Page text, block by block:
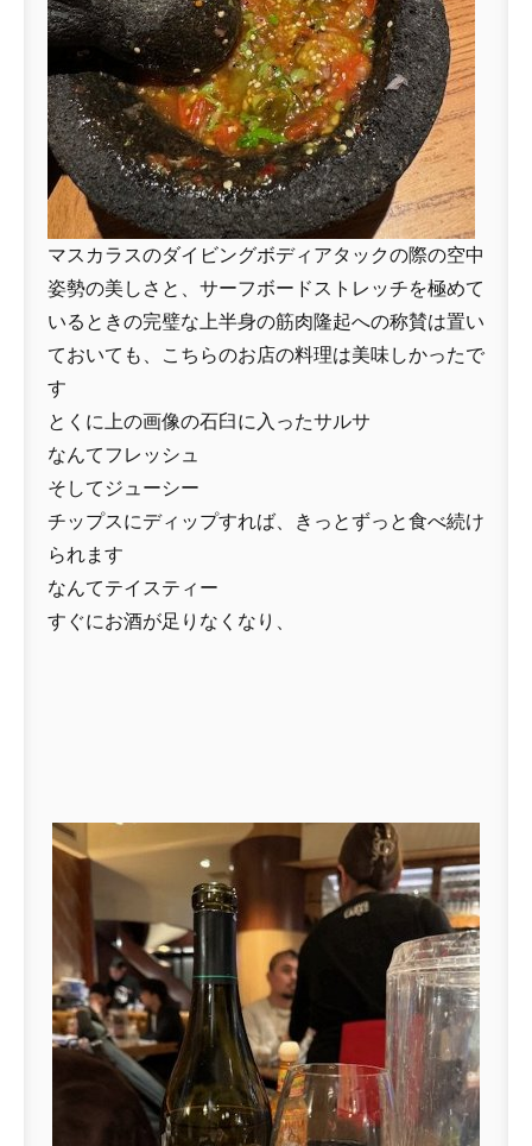
マスカラスのダイビングボディアタックの際の空中
姿勢の美しさと、サーフボードストレッチを極めて
いるときの完璧な上半身の筋肉隆起への称賛は置い
ておいても、こちらのお店の料理は美味しかったで
す
とくに上の画像の石臼に入ったサルサ
なんてフレッシュ
そしてジューシー
チップスにディップすれば、きっとずっと食べ続け
られます
なんてテイスティー
すぐにお酒が足りなくなり、